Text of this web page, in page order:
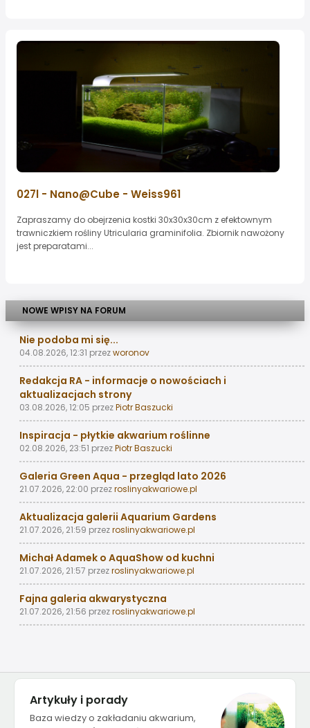
027l - Nano@Cube - Weiss961
Zapraszamy do obejrzenia kostki 30x30x30cm z efektownym
trawniczkiem rośliny Utricularia graminifolia. Zbiornik nawożony
jest preparatami...
NOWE WPISY NA FORUM
Nie podoba mi się...
04.08.2026, 12:31 przezworonov
Redakcja RA - informacje o nowościach i
aktualizacjach strony
03.08.2026, 12:05 przezPiotr Baszucki
Inspiracja - płytkie akwarium roślinne
02.08.2026, 23:51 przezPiotr Baszucki
Galeria Green Aqua - przegląd lato 2026
21.07.2026, 22:00 przezroslinyakwariowe.pl
Aktualizacja galerii Aquarium Gardens
21.07.2026, 21:59 przezroslinyakwariowe.pl
Michał Adamek o AquaShow od kuchni
21.07.2026, 21:57 przezroslinyakwariowe.pl
Fajna galeria akwarystyczna
21.07.2026, 21:56 przezroslinyakwariowe.pl
Artykuły i porady
Baza wiedzy o zakładaniu akwarium,